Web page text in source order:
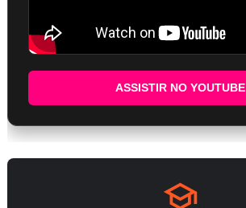
ASSISTIR NO YOUTUBE